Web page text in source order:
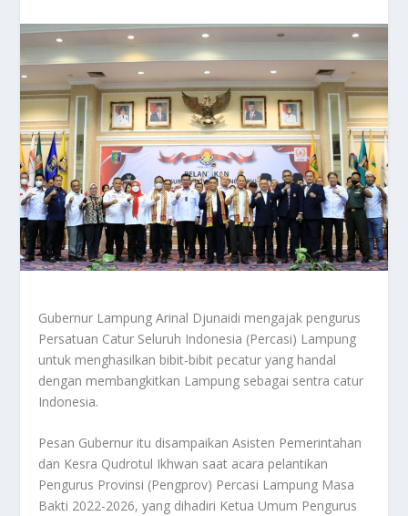
Gubernur Lampung Arinal Djunaidi mengajak pengurus
Persatuan Catur Seluruh Indonesia (Percasi) Lampung
untuk menghasilkan bibit-bibit pecatur yang handal
dengan membangkitkan Lampung sebagai sentra catur
Indonesia.
Pesan Gubernur itu disampaikan Asisten Pemerintahan
dan Kesra Qudrotul Ikhwan saat acara pelantikan
Pengurus Provinsi (Pengprov) Percasi Lampung Masa
Bakti 2022-2026, yang dihadiri Ketua Umum Pengurus